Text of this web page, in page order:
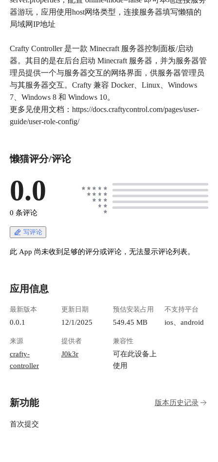
器游玩，应用使用host网络类型，连接服务器填写懒猫的
局域网IP地址
Crafty Controller 是一款 Minecraft 服务器控制面板/启动
器。其目的是在后台启动 Minecraft 服务器，并为服务器管
理员提供一个与服务器交互的网络界面，供服务器管理员
与其服务器交互。Crafty 兼容 Docker、Linux、Windows
7、Windows 8 和 Windows 10。
更多见使用文档：https://docs.craftycontrol.com/pages/user-
懒猫评分/评论
0.0
0 条评论
写评论
此 App 尚未收到足够的评分或评论，无法显示评论列表。
应用信息
最新版本
0.0.1
更新日期
12/1/2025
预估安装占用
549.45 MB
不支持平台
ios、android
来源
crafty-
controller
提供者
J0k3r
兼容性
可在此设备上
使用
新功能 版本历史记录
首次提交